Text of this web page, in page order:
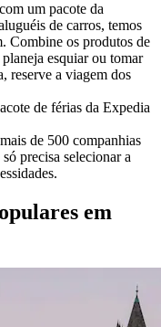
um pacote da
de carros, temos
Combine os produtos de
esquiar ou tomar
reserve a viagem dos
de férias da Expedia
de 500 companhias
precisa selecionar a
em